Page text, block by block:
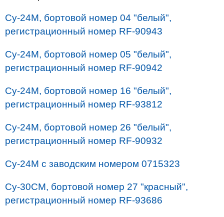
Су-24М, бортовой номер 04 "белый",
регистрационный номер RF-90943
Cу-24М, бортовой номер 05 "белый",
регистрационный номер RF-90942
Cу-24М, бортовой номер 16 "белый",
регистрационный номер RF-93812
Cу-24М, бортовой номер 26 "белый",
регистрационный номер RF-90932
Су-24М с заводским номером 0715323
Су-30СМ, бортовой номер 27 "красный",
регистрационный номер RF-93686